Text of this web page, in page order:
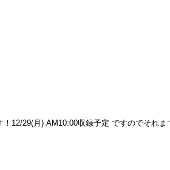
12/29(月) AM10:00収録予定 ですのでそれ